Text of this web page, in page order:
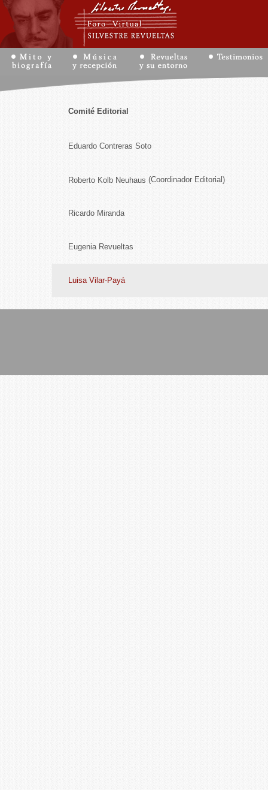
Comité Editorial
Eduardo Contreras Soto
Roberto Kolb Neuhaus (Coordinador Editorial)
Ricardo Miranda
Eugenia Revueltas
Luisa Vilar-Payá